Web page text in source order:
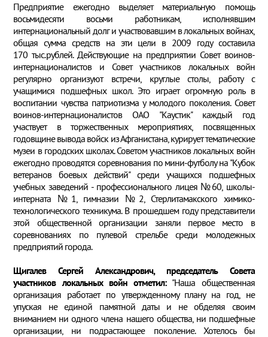
Предприятие ежегодно выделяет материальную помощь
восьмидесяти восьми работникам, исполнявшим
интернациональный долг и участвовавшим в локальных войнах,
общая сумма средств на эти цели в 2009 году составила
170 тыс.рублей. Действующие на предприятии Совет воинов-
интернационалистов и Совет участников локальных войн
регулярно организуют встречи, круглые столы, работу с
учащимися подшефных школ. Это играет огромную роль в
воспитании чувства патриотизма у молодого поколения. Совет
воинов-интернационалистов ОАО "Каустик" каждый год
участвует в торжественных мероприятиях, посвященных
годовщине вывода войск из Афганистана, курирует тематические
музеи в городских школах. Советом участников локальных войн
ежегодно проводятся соревнования по мини-футболу на "Кубок
ветеранов боевых действий" среди учащихся подшефных
учебных заведений - профессионального лицея №60, школы-
интерната №1, гимназии №2, Стерлитамакского химико-
технологического техникума. В прошедшем году представители
этой общественной организации заняли первое место в
соревнованиях по пулевой стрельбе среди молодежных
предприятий города.
Щигалев Сергей Александрович, председатель Совета
участников локальных войн отметил:"Наша общественная
организация работает по утвержденному плану на год, не
упуская не единой памятной даты и не обделяя своим
вниманием ни одного члена нашего общества, ни подшефные
организации, ни подрастающее поколение. Хотелось бы